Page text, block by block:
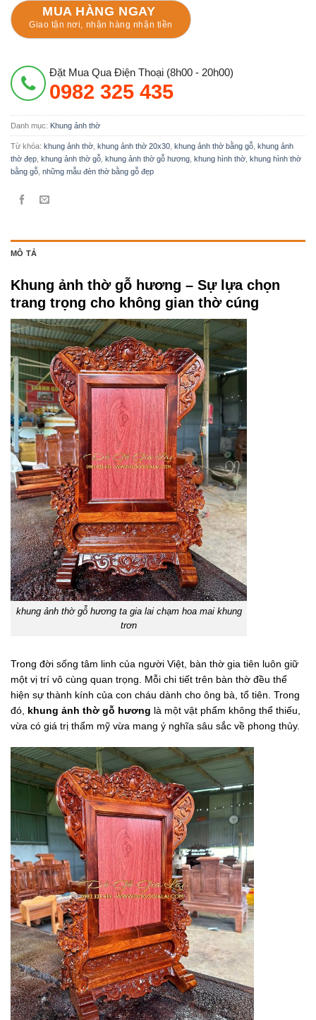
MUA HÀNG NGAY
Giao tận nơi, nhận hàng nhận tiền
Đặt Mua Qua Điện Thoại (8h00 - 20h00)
0982 325 435
Danh mục: Khung ảnh thờ
Từ khóa: khung ảnh thờ khung ảnh thờ 20x30 khung ảnh thờ bằng gỗ khung ảnh
thờ đẹp khung ảnh thờ gỗ khung ảnh thờ gỗ hương khung hình thờ khung hình thờ
bằng gỗ những mẫu đèn thờ bằng gỗ đẹp
MÔ TẢ
Khung ảnh thờ gỗ hương – Sự lựa chọn
trang trọng cho không gian thờ cúng
khung ảnh thờ gỗ hương ta gia lai chạm hoa mai khung
trơn
Trong đời sống tâm linh của người Việt, bàn thờ gia tiên luôn giữ
một vị trí vô cùng quan trọng. Mỗi chi tiết trên bàn thờ đều thể
hiện sự thành kính của con cháu dành cho ông bà, tổ tiên. Trong
đó, khung ảnh thờ gỗ hương là một vật phẩm không thể thiếu,
vừa có giá trị thẩm mỹ vừa mang ý nghĩa sâu sắc về phong thủy.